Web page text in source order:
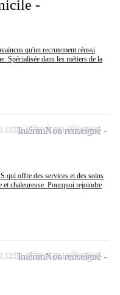
-
qu'un recrutement réussi
Spécialisée dans les métiers de la
qui offre des services et des soins
et chaleureuse. Pourquoi rejoindre
IntérimNon renseigné
cette offre à ma sélection
IntérimNon renseigné
cette offre à ma sélection